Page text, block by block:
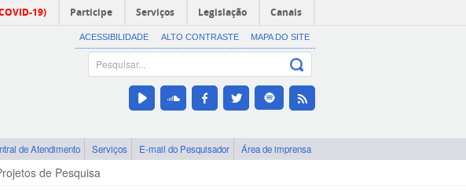
19) Participe Serviços Legislação Canais
ACESSIBILIDADE ALTO CONTRASTE MAPA DO SITE
de Atendimento Serviços E-mail do Pesquisador Área de imprensa
de Pesquisa